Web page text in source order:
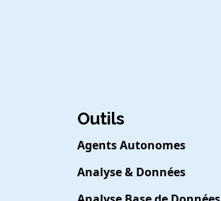
Outils
Agents Autonomes
Analyse & Données